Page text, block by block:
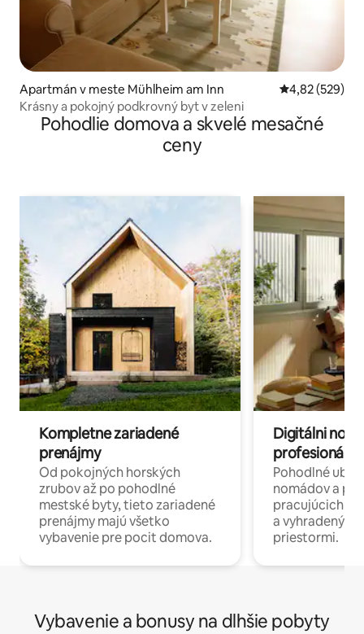
Apartmán v meste Mühlheim am Inn Priemerné
4,82 (529)
Krásny a pokojný podkrovný byt v zeleni
Pohodlie domova a skvelé mesačné
ceny
Kompletne zariadené
prenájmy
Od pokojných horských
zrubov až po pohodlné
mestské byty, tieto zariadené
prenájmy majú všetko
vybavenie pre pocit domova.
Digitálni
profesionáli
Pohodlné
nomádov a
pracujúcich
a
priestormi.
Vybavenie a bonusy na dlhšie pobyty